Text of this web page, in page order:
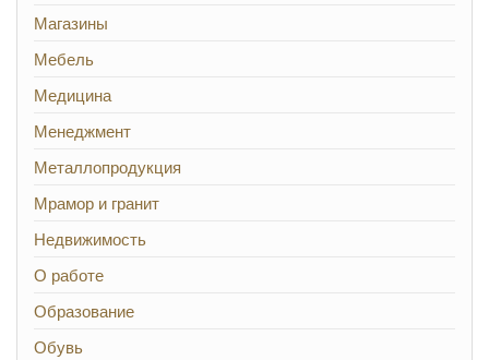
Магазины
Мебель
Медицина
Менеджмент
Металлопродукция
Мрамор и гранит
Недвижимость
О работе
Образование
Обувь